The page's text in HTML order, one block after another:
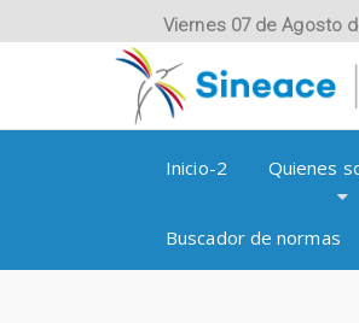
Viernes 07 de Agosto
Inicio-2 Quienes
Buscador de normas